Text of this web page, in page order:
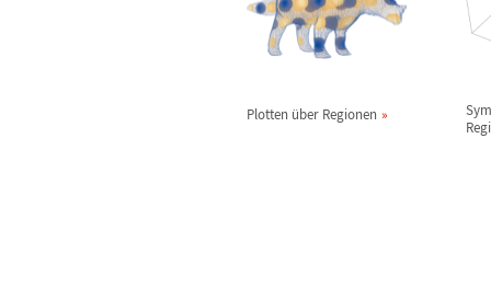
Plotten über Regionen